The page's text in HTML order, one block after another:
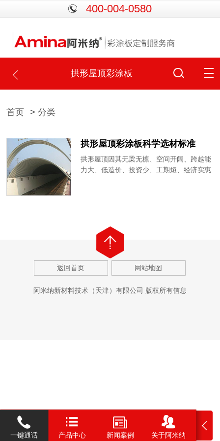
400-004-0580
拱形屋顶彩涂板
首页 > 分类
拱形屋顶彩涂板科学选材标准
拱形屋顶因其无梁无檩、空间开阔、跨越能
力大、低造价、投资少、工期短、经济实惠
返回首页 网站地图
阿米纳新材料技术（天津）有限公司 版权所有信息
一键通话 产品中心 新闻案例 关于阿米纳